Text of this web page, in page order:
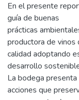
En el presente
guía de buenas
prácticas
productora de vinos
calidad adoptando
desarrollo
La bodega
acciones que